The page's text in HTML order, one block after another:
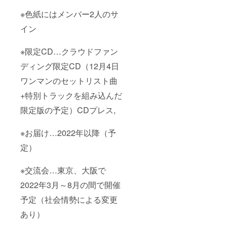
※色紙にはメンバー2人のサ
イン
※限定CD…クラウドファン
ディング限定CD（12月4日
ワンマンのセットリスト曲
+特別トラックを組み込んだ
限定版の予定）CDプレス,
※お届け…2022年以降（予
定）
※交流会…東京、大阪で
2022年3月～8月の間で開催
予定（社会情勢による変更
あり）